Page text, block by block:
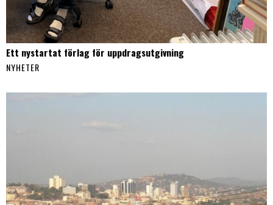
Ett nystartat förlag för uppdragsutgivning
NYHETER